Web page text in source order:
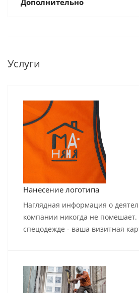
Услуги
Нанесение логотипа
Наглядная информация о
компании никогда не помешает.
спецодежде - ваша визитная